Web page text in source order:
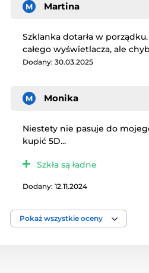
M Martina
Szklanka dotarła w
całego wyświetlacza, ale
Dodany: 30.03.2025
M Monika
Niestety nie pasuje do
kupić 5D...
Szkła są ładne
Dodany: 12.11.2024
Pokaż wszystkie oceny